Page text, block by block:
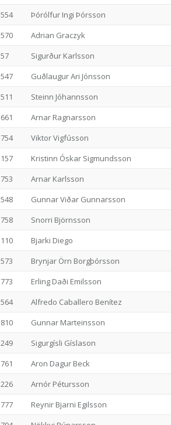
554
Þórólfur Ingi Þórsson
570
Adrian Graczyk
57
Sigurður Karlsson
547
Guðlaugur Ari Jónsson
511
Steinn Jóhannsson
661
Arnar Ragnarsson
754
Viktor Vigfússon
157
Kristinn Óskar Sigmundsson
753
Arnar Karlsson
548
Gunnar Viðar Gunnarsson
758
Snorri Björnsson
110
Bjarki Diego
573
Brynjar Örn Borgþórsson
773
Erling Daði Emilsson
564
Alfredo Caballero Benítez
810
Gunnar Marteinsson
249
Sigurgísli Gíslason
761
Aron Dagur Beck
226
Arnór Pétursson
777
Reynir Bjarni Egilsson